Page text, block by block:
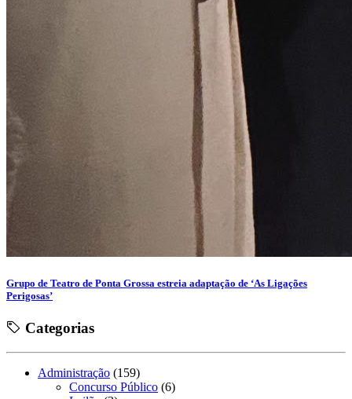
Grupo de Teatro de Ponta Grossa estreia adaptação de ‘As Ligações
Perigosas’
Categorias
Administração (159)
Concurso Público (6)